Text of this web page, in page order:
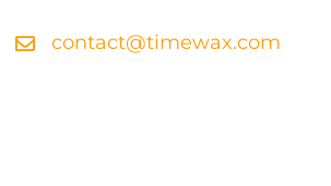
contact@timewax.com